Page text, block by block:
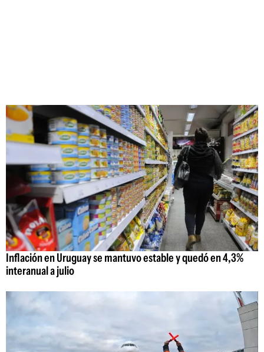
Inflación en Uruguay se mantuvo estable y quedó en 4,3%
interanual a julio